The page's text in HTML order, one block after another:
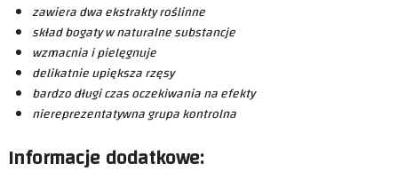
zawiera dwa ekstrakty roślinne
skład bogaty w naturalne substancje
wzmacnia i pielęgnuje
delikatnie upiększa rzęsy
bardzo długi czas oczekiwania na efekty
niereprezentatywna grupa kontrolna
Informacje dodatkowe: